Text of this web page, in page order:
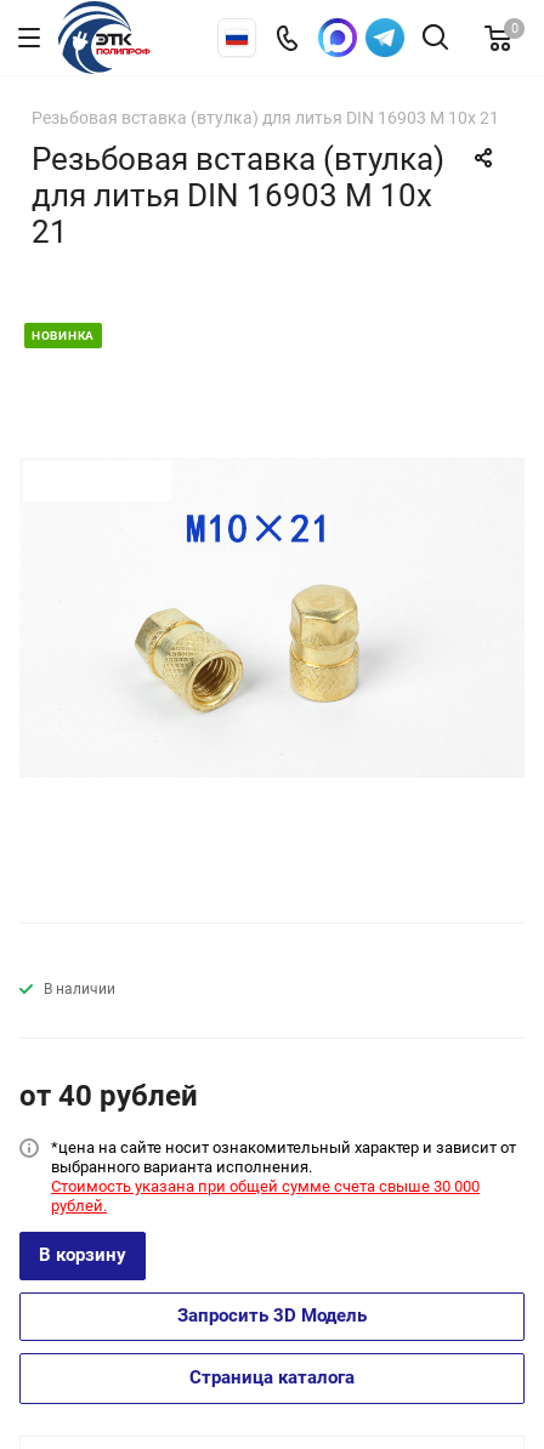
0
Резьбовая вставка (втулка) для литья DIN 16903 М 10х 21
Резьбовая вставка (втулка)
для литья DIN 16903 М 10х
21
НОВИНКА
В наличии
от 40 рублей
*цена на сайте носит ознакомительный характер и зависит от
выбранного варианта исполнения.
Стоимость указана при общей сумме счета свыше 30 000
рублей.
В корзину
Запросить 3D Модель
Страница каталога